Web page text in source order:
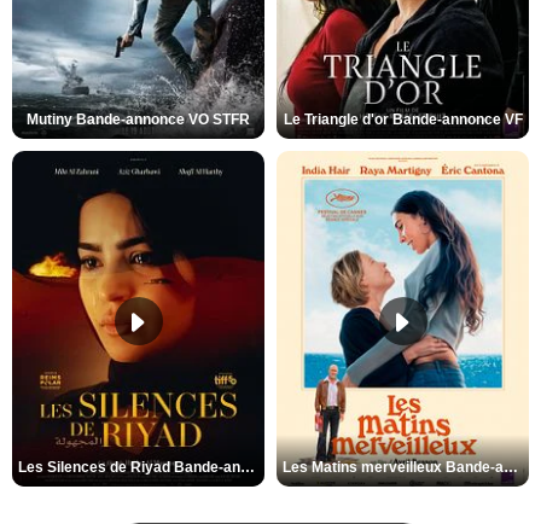
Mutiny Bande-annonce VO STFR Le Triangle d'or Bande-annonce VF
Les Silences de Riyad Bande-annonce VO STFR Les Matins merveilleux Bande-annonce VF